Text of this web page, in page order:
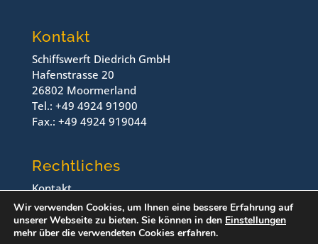
Kontakt
Schiffswerft Diedrich GmbH
Hafenstrasse 20
26802 Moormerland
Tel.: +49 4924 91900
Fax.: +49 4924 919044
Rechtliches
Kontakt
Impressum
Datenschutz
Wir verwenden Cookies, um Ihnen eine bessere Erfahrung auf
unserer Webseite zu bieten. Sie können in den Einstellungen
mehr über die verwendeten Cookies erfahren.